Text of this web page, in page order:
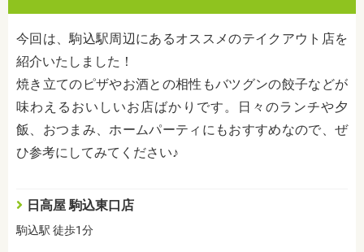
今回は、駒込駅周辺にあるオススメのテイクアウト店を
紹介いたしました！
焼き立てのピザやお酒との相性もバツグンの餃子などが
味わえるおいしいお店ばかりです。日々のランチや夕
飯、おつまみ、ホームパーティにもおすすめなので、ぜ
ひ参考にしてみてください♪
日高屋 駒込東口店
駒込駅 徒歩1分